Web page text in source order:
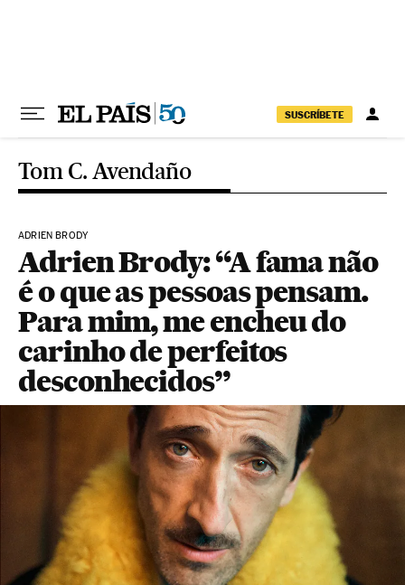
SUSCRÍBETE
Tom C. Avendaño
ADRIEN BRODY
Adrien Brody: “A fama não
é o que as pessoas pensam.
Para mim, me encheu do
carinho de perfeitos
desconhecidos”